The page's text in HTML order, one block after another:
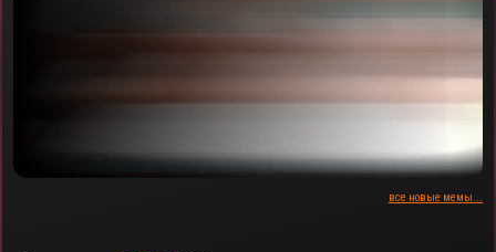
все новые мемы...